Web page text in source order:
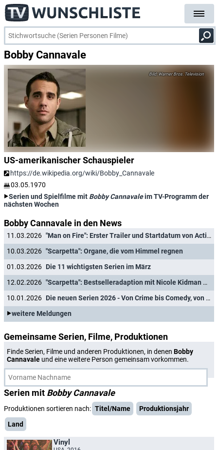
Bobby Cannavale
Warner Bros. Television
US-amerikanischer Schauspieler
https://de.wikipedia.org/wiki/Bobby_Cannavale
03.05.1970
Serien und Spielfilme mit Bobby Cannavaleim TV-Programm der
nächsten Wochen
Bobby Cannavale in den News
11.03.2026
"Man on Fire": Erster Trailer und Startdatum von Actionserie mit "Watchmen"-Star enthüllt
10.03.2026 "Scarpetta": Organe, die vom Himmel regnen
01.03.2026 Die 11 wichtigsten Serien im März
12.02.2026
"Scarpetta": Bestselleradaption mit Nicole Kidman mit Starttermin und erstem Trailer
10.01.2026
Die neuen Serien 2026 - Von Crime bis Comedy, von Sci-Fi bis Mystery
weitere Meldungen
Gemeinsame Serien, Filme, Produktionen
Finde Serien, Filme und anderen Produktionen, in denen Bobby
Cannavale und eine weitere Person gemeinsam vorkommen.
Serien mit Bobby Cannavale
Produktionen sortieren nach: Titel/Name
Produktionsjahr
Land
Vinyl